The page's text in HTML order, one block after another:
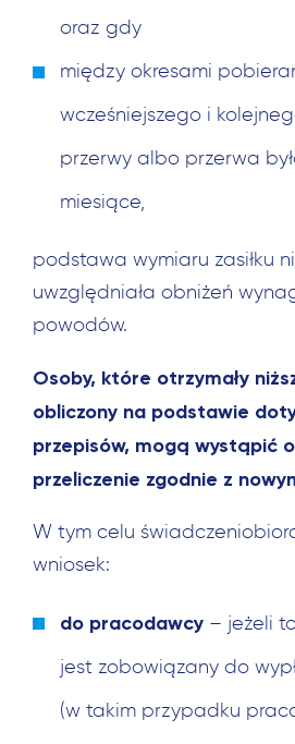
oraz gdy
między okresami
wcześniejszego i
przerwy albo przerwa
miesiące,
podstawa wymiaru zasiłku
uwzględniała obniżeń
powodów.
Osoby, które otrzymały
obliczony na podstawie
przepisów, mogą wystąpić
przeliczenie zgodnie z
W tym celu
wniosek:
do pracodawcy – jeżeli
jest zobowiązany do
(w takim przypadku